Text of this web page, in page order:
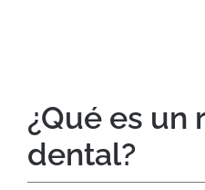
¿Qué es un
dental?